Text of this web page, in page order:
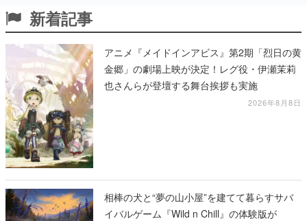
新着記事
アニメ『メイドインアビス』第2期「烈日の黄
金郷」の劇場上映が決定！レグ役・伊瀬茉莉
也さんらが登壇する舞台挨拶も実施
2026年8月8日
相棒の犬と“夢の山小屋”を建てて暮らすサバ
イバルゲーム『Wild n Chill』の体験版が